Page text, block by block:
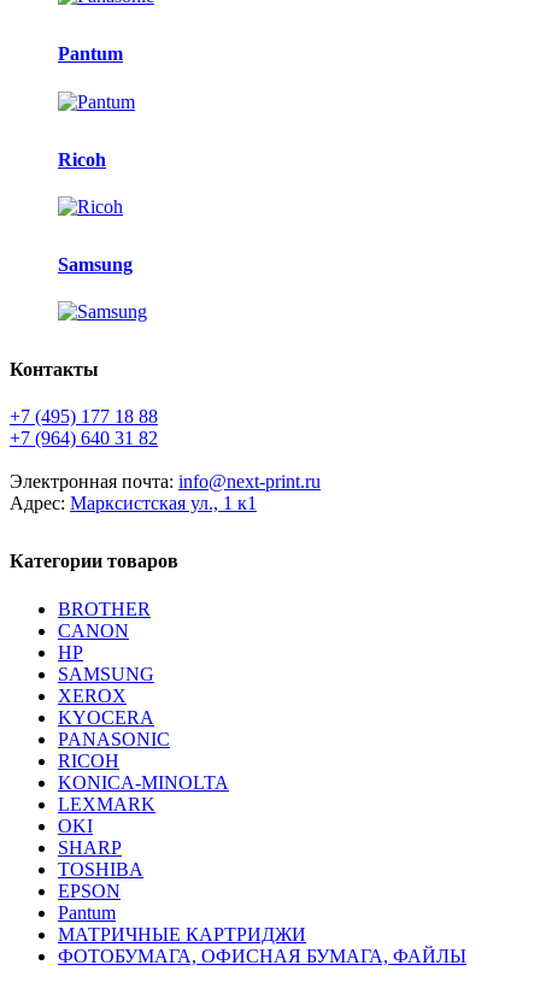
Pantum
Ricoh
Samsung
Контакты
+7 (495) 177 18 88
+7 (964) 640 31 82
Электронная почта: info@next-print.ru
Адрес: Марксистская ул., 1 к1
Категории товаров
BROTHER
CANON
HP
SAMSUNG
XEROX
KYOCERA
PANASONIC
RICOH
KONICA-MINOLTA
LEXMARK
OKI
SHARP
TOSHIBA
EPSON
Pantum
МАТРИЧНЫЕ КАРТРИДЖИ
ФОТОБУМАГА, ОФИСНАЯ БУМАГА, ФАЙЛЫ